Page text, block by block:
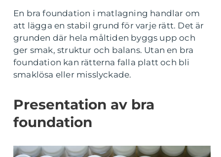
En bra foundation i matlagning handlar om
att lägga en stabil grund för varje rätt. Det är
grunden där hela måltiden byggs upp och
ger smak, struktur och balans. Utan en bra
foundation kan rätterna falla platt och bli
smaklösa eller misslyckade.
Presentation av bra
foundation